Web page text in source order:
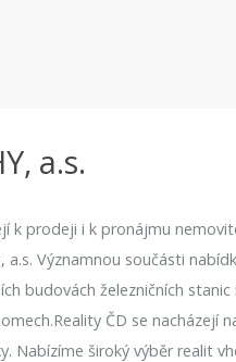
a.s.
k prodeji i k pronájmu
a.s. Významnou součásti
budovách železničních stanic
ČD se nacházejí
Nabízíme široký výběr realit